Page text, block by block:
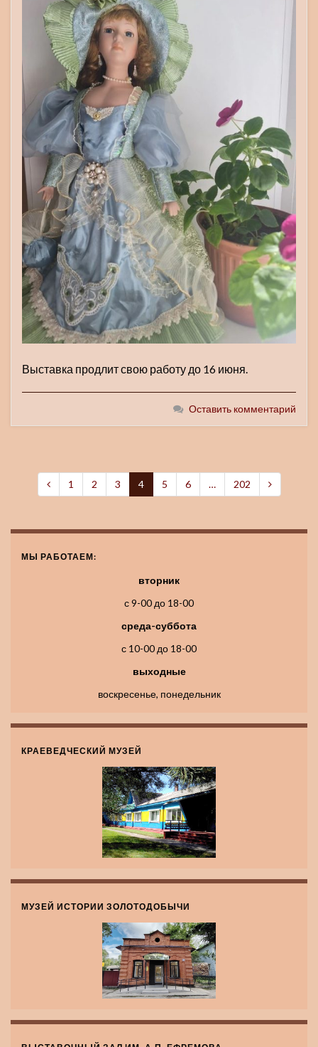
Выставка продлит свою работу до 16 июня.
Оставить комментарий
1 2 3 4 5 6 … 202
МЫ РАБОТАЕМ:
вторник
с 9-00 до 18-00
среда-суббота
с 10-00 до 18-00
выходные
воскресенье, понедельник
КРАЕВЕДЧЕСКИЙ МУЗЕЙ
МУЗЕЙ ИСТОРИИ ЗОЛОТОДОБЫЧИ